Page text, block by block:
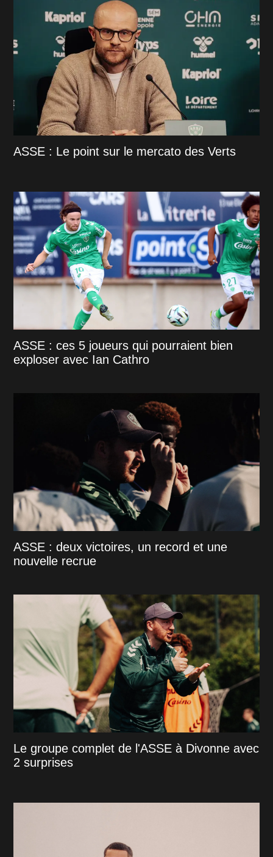
ASSE : Le point sur le mercato des Verts
ASSE : ces 5 joueurs qui pourraient bien
exploser avec Ian Cathro
ASSE : deux victoires, un record et une
nouvelle recrue
Le groupe complet de l'ASSE à Divonne avec
2 surprises